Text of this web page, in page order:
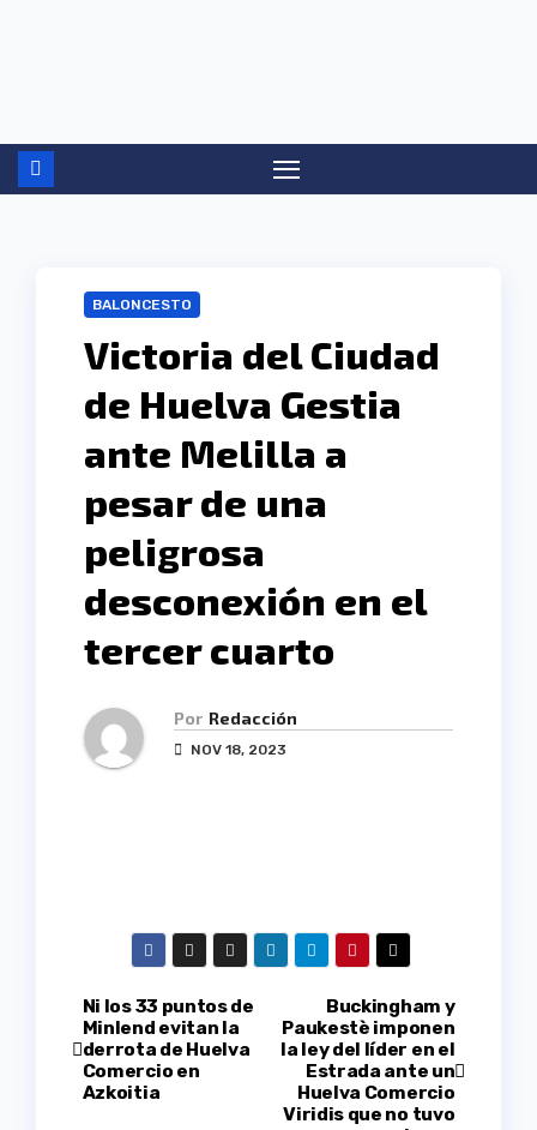
BALONCESTO
Victoria del Ciudad
de Huelva Gestia
ante Melilla a
pesar de una
peligrosa
desconexión en el
tercer cuarto
Por Redacción
NOV 18, 2023
Navegación
de
Buckingham y
Paukestè imponen
la ley del líder en el
Estrada ante un
Huelva Comercio
Viridis que no tuvo
Ni los 33 puntos de
Minlend evitan la
derrota de Huelva
Comercio en
Azkoitia